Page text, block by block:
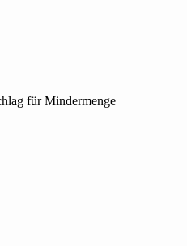
für Mindermenge